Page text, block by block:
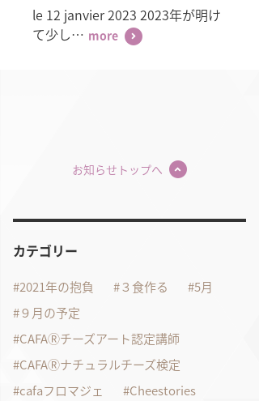
le 12 janvier 2023 2023年が明け
て少し… more
お知らせトップへ
カテゴリー
2021年の抱負 ３食作る
5月
９月の予定
CAFAⓇチーズアート認定講師
CAFAⓇナチュラルチーズ検定
cafaフロマジェ
Cheestories